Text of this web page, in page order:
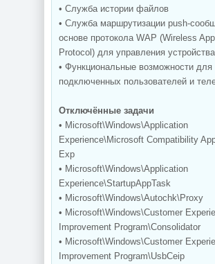
• Служба истории файлов
• Служба маршрутизации push-
основе протокола WAP (Wireless
Protocol) для управления
• Функциональные возможности для
подключенных пользователей и
Отключённые задачи
• Microsoft\Windows\Application
Experience\Microsoft Compatibility
Exp
• Microsoft\Windows\Application
Experience\StartupAppTask
• Microsoft\Windows\Autochk\Proxy
• Microsoft\Windows\Customer
Improvement Program\Consolidator
• Microsoft\Windows\Customer
Improvement Program\UsbCeip